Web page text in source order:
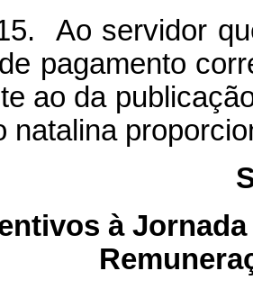
Ao servidor
pagamento
ao da
natalina
à